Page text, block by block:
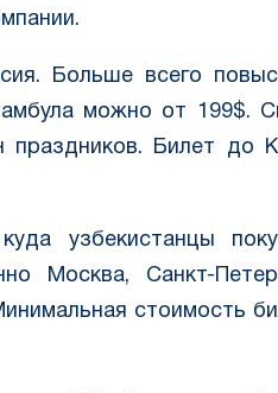
Больше всего
можно от 199$.
Билет до
узбекистанцы
Москва, Санкт-
стоимость